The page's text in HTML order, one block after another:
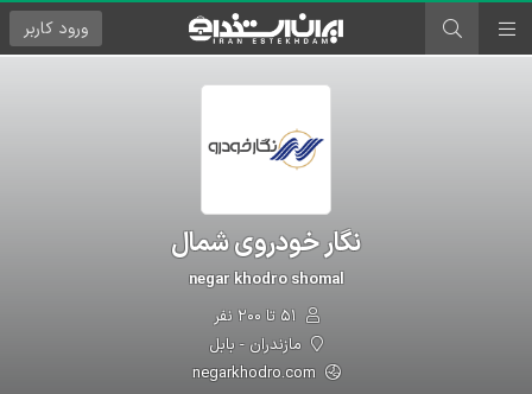
ورود کاربر
نگار خودروی شمال
negar khodro shomal
مازندران - بابل
negarkhodro.com